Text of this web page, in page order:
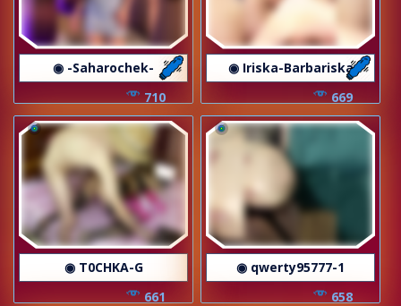
◉ -Saharochek-
710
◉ Iriska-Barbariska
669
◉ T0CHKA-G
661
◉ qwerty95777-1
658